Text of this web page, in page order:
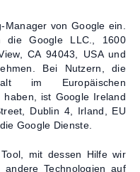
von Google ein.
die Google LLC., 1600
CA 94043, USA und
Bei Nutzern, die
im Europäischen
haben, ist Google Ireland
Dublin 4, Irland, EU
Google Dienste.
mit dessen Hilfe wir
Technologien auf